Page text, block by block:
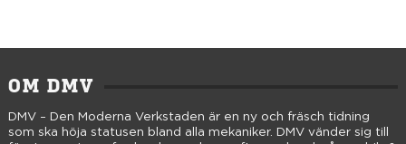
OM DMV
DMV – Den Moderna Verkstaden är en ny och fräsch tidning
som ska höja statusen bland alla mekaniker. DMV vänder sig till